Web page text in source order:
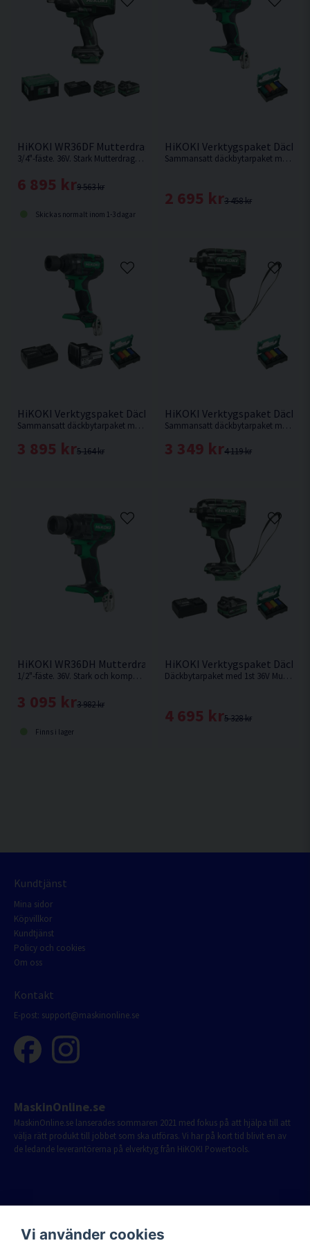
HiKOKI WR36DF Mutterdragare 36V (2x2,5Ah)
3/4"-fäste. 36V. Stark Mutterdragare med hela 2.400Nm i lossningsmoment från HiKOKI.
9 563 kr
6 895 kr
Skickas normalt inom 1-3 dagar
HiKOKI Verktygspaket
Sammansatt däckbytarpaket med 1st 18V Mutterdragare med 1/2" fäste samt 17,19,21,22mm krafthylsor som är 85mm långa.
3 458 kr
2 695 kr
HiKOKI Verktygspaket Däckbyte 18V (1x5,0Ah)
Sammansatt däckbytarpaket med 1st 18V Mutterdragare med 1/2" fäste samt 17,19,21,22mm krafthylsor som är 85mm långa.
5 164 kr
3 895 kr
HiKOKI Verktygspaket
Sammansatt däckbytarpaket med 1st 36V Mutterdragare med 1/2" fäste samt 17,19,21,22mm krafthylsor som är 85mm långa.
4 119 kr
3 349 kr
HiKOKI WR36DH Mutterdragare 36V
1/2"-fäste. 36V. Stark och kompakt mutterdragare med max losssningsmoment 700 Nm från Hikoki. Levereras utan batteri och laddare.
3 982 kr
3 095 kr
Finns i lager
HiKOKI Verktygspaket
Däckbytarpaket med 1st 36V Mutterdragare med 1/2" fäste, Laddpaket med 1st batteri och snabbladdare samt 17,19,21,22mm krafthylsor som är 85mm långa.
5 328 kr
4 695 kr
Kundtjänst
Mina sidor
Köpvillkor
Kundtjänst
Policy och cookies
Om oss
Kontakt
E-post: support@maskinonline.se
MaskinOnline.se
MaskinOnline.se lanserades sommaren 2021 med fokus på att hjälpa till att
välja rätt produkt till jobbet som ska utföras. Vi har på kort tid blivit en av
de ledande leverantörerna på elverktyg från HiKOKI Powertools.
Vi använder cookies